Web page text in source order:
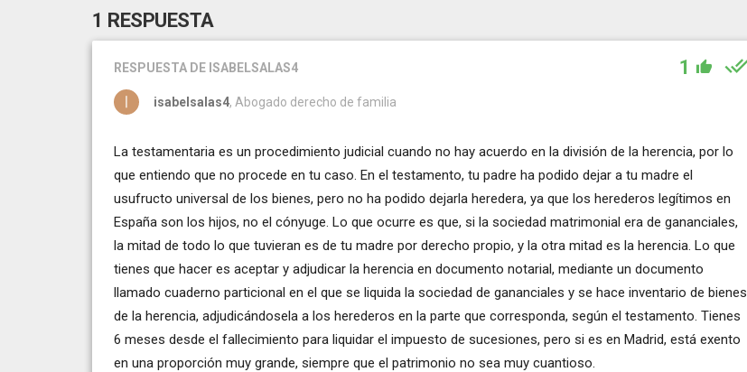
1 RESPUESTA
RESPUESTA DE ISABELSALAS4 1
isabelsalas4, Abogado derecho de familia
La testamentaria es un procedimiento judicial cuando no hay acuerdo en la división de la herencia, por lo
que entiendo que no procede en tu caso. En el testamento, tu padre ha podido dejar a tu madre el
usufructo universal de los bienes, pero no ha podido dejarla heredera, ya que los herederos legítimos en
España son los hijos, no el cónyuge. Lo que ocurre es que, si la sociedad matrimonial era de gananciales,
la mitad de todo lo que tuvieran es de tu madre por derecho propio, y la otra mitad es la herencia. Lo que
tienes que hacer es aceptar y adjudicar la herencia en documento notarial, mediante un documento
llamado cuaderno particional en el que se liquida la sociedad de gananciales y se hace inventario de bienes
de la herencia, adjudicándosela a los herederos en la parte que corresponda, según el testamento. Tienes
6 meses desde el fallecimiento para liquidar el impuesto de sucesiones, pero si es en Madrid, está exento
en una proporción muy grande, siempre que el patrimonio no sea muy cuantioso.